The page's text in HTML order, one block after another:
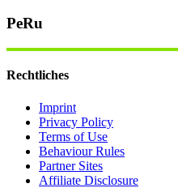
PeRu
Rechtliches
Imprint
Privacy Policy
Terms of Use
Behaviour Rules
Partner Sites
Affiliate Disclosure